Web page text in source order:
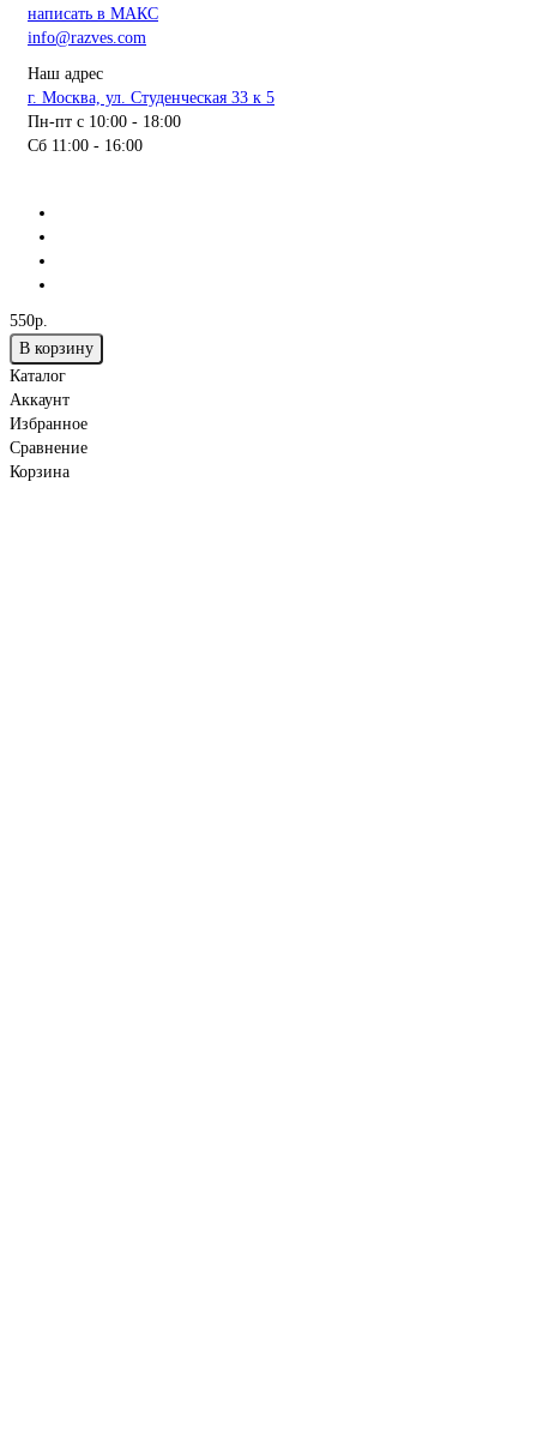
написать в МАКС
info@razves.com
Наш адрес
г. Москва, ул. Студенческая 33 к 5
Пн-пт с 10:00 - 18:00
Сб 11:00 - 16:00
550р.
В корзину
Каталог
Аккаунт
Избранное
Сравнение
Корзина